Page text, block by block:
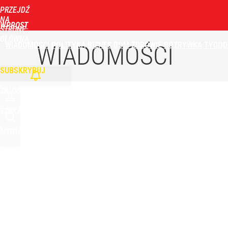
PRZEJDŹ
NA
STRONĘ
WPROST
WIADOMOŚCI POLITYKA BIZNES DOM ZDROWIE ROZRYWKA
SUBSKRYBUJ
Ulewy dały się we znaki mieszkańcom
dodaj
WIADOMOŚCI